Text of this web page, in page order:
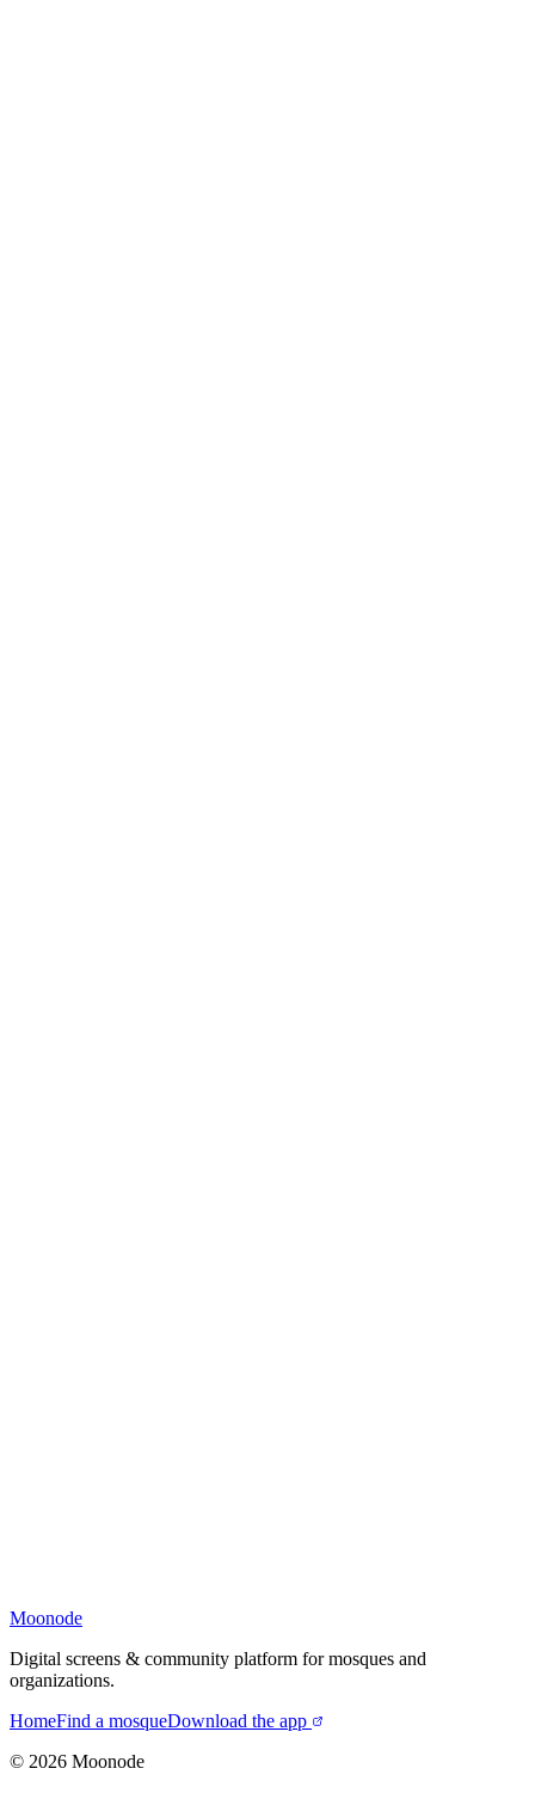
Moonode
Digital screens & community platform for mosques and
organizations.
HomeFind a mosqueDownload the app
© 2026 Moonode